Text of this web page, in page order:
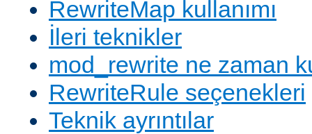
RewriteMap kullanımı
İleri teknikler
mod_rewrite ne zaman
RewriteRule seçenekleri
Teknik ayrıntılar